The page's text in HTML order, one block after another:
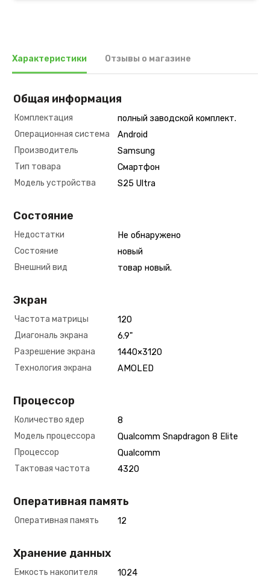
Характеристики Отзывы о магазине
Общая информация
Комплектация
полный заводской комплект.
Операционная система
Android
Производитель
Samsung
Тип товара
Смартфон
Модель устройства
S25 Ultra
Состояние
Недостатки
Не обнаружено
Состояние
новый
Внешний вид
товар новый.
Экран
Частота матрицы
120
Диагональ экрана
6.9"
Разрешение экрана
1440×3120
Технология экрана
AMOLED
Процессор
Количество ядер
8
Модель процессора
Qualcomm Snapdragon 8 Elite
Процессор
Qualcomm
Тактовая частота
4320
Оперативная память
Оперативная память 12
Хранение данных
Емкость накопителя 1024